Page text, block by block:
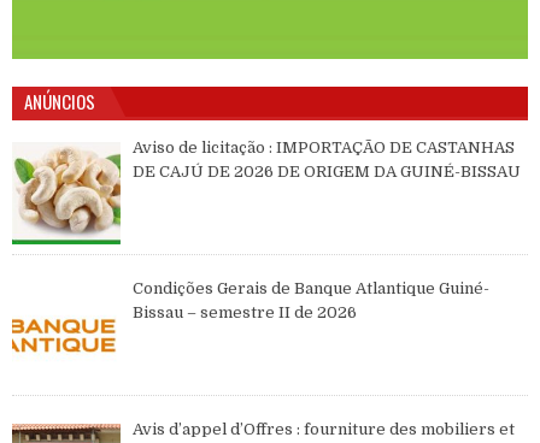
ANÚNCIOS
Aviso de licitação : IMPORTAÇÃO DE CASTANHAS
DE CAJÚ DE 2026 DE ORIGEM DA GUINÉ-BISSAU
Condições Gerais de Banque Atlantique Guiné-
Bissau – semestre II de 2026
Avis d’appel d’Offres : fourniture des mobiliers et